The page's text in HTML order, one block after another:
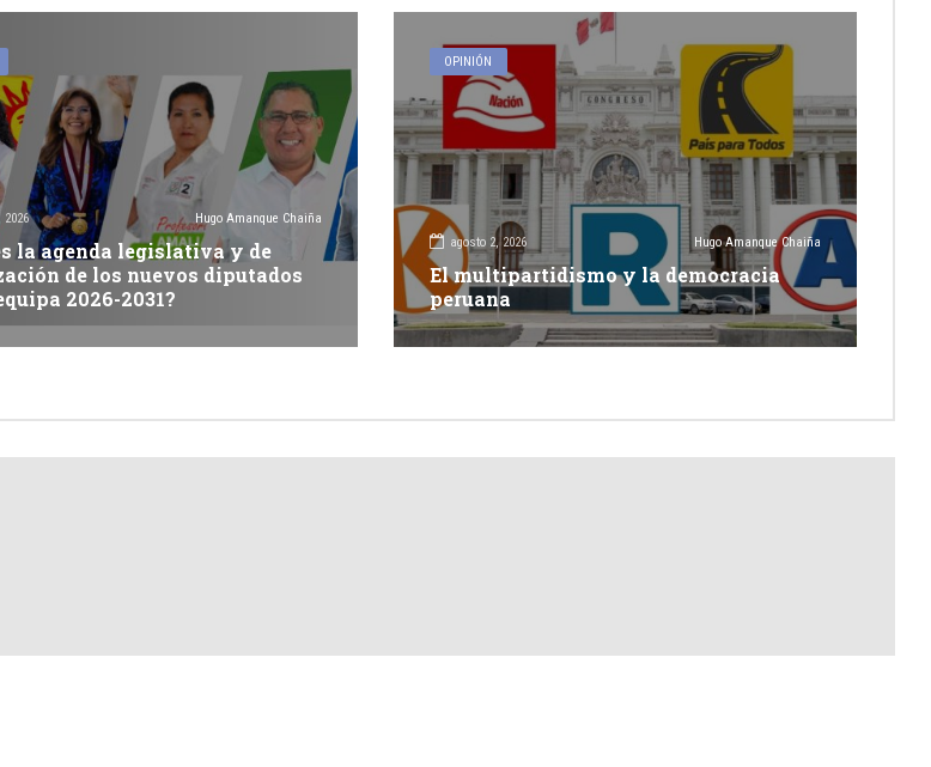
2026 Hugo Amanque Chaiña
la agenda legislativa y de
de los nuevos diputados
2026-2031?
OPINIÓN
agosto 2, 2026 Hugo Amanque Chaiña
El multipartidismo y la democracia
peruana